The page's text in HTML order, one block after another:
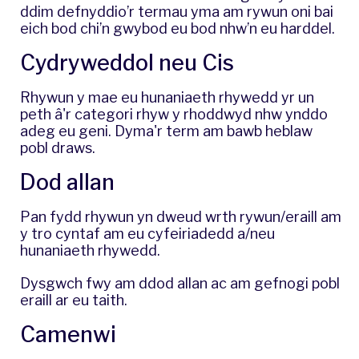
ddim defnyddio’r termau yma am rywun oni bai
eich bod chi’n gwybod eu bod nhw’n eu harddel.
Cydryweddol neu Cis
Rhywun y mae eu hunaniaeth rhywedd yr un
peth â'r categori rhyw y rhoddwyd nhw ynddo
adeg eu geni. Dyma'r term am bawb heblaw
pobl draws.
​Dod allan
Pan fydd rhywun yn dweud wrth rywun/eraill am
y tro cyntaf am eu cyfeiriadedd a/neu
hunaniaeth rhywedd.
Dysgwch fwy am ddod allan ac am gefnogi pobl
eraill ar eu taith.
Camenwi